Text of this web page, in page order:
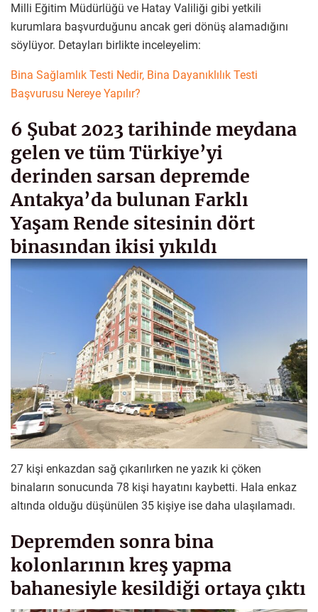
Milli Eğitim Müdürlüğü ve Hatay Valiliği gibi yetkili
kurumlara başvurduğunu ancak geri dönüş alamadığını
söylüyor. Detayları birlikte inceleyelim:
Bina Sağlamlık Testi Nedir, Bina Dayanıklılık Testi
Başvurusu Nereye Yapılır?
6 Şubat 2023 tarihinde meydana
gelen ve tüm Türkiye’yi
derinden sarsan depremde
Antakya’da bulunan Farklı
Yaşam Rende sitesinin dört
binasından ikisi yıkıldı
27 kişi enkazdan sağ çıkarılırken ne yazık ki çöken
binaların sonucunda 78 kişi hayatını kaybetti. Hala enkaz
altında olduğu düşünülen 35 kişiye ise daha ulaşılamadı.
Depremden sonra bina
kolonlarının kreş yapma
bahanesiyle kesildiği ortaya çıktı